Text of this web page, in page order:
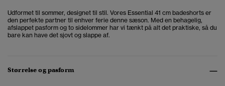
Udformet til sommer, designet til stil. Vores Essential 41 cm badeshorts er
den perfekte partner til enhver ferie denne sæson. Med en behagelig,
afslappet pasform og to sidelommer har vi tænkt på alt det praktiske, så du
bare kan have det sjovt og slappe af.
Størrelse og pasform